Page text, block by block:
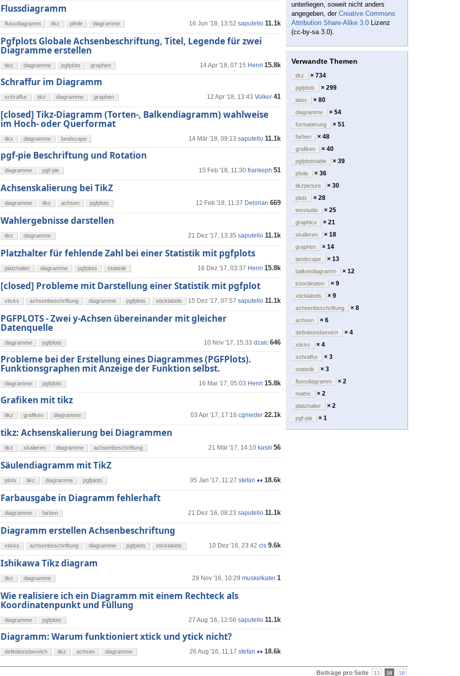
Flussdiagramm
16 Jun '18, 13:52 saputello 11.1k
flussdiagramm tikz pfeile diagramme
Pgfplots Globale Achsenbeschriftung, Titel, Legende für zwei
Diagramme erstellen
14 Apr '18, 07:15 Henri 15.8k
tikz diagramme pgfplots graphen
Schraffur im Diagramm
12 Apr '18, 13:43 Volker 41
schraffur tikz diagramme graphen
[closed] Tikz-Diagramm (Torten-, Balkendiagramm) wahlweise
im Hoch- oder Querformat
14 Mär '18, 09:13 saputello 11.1k
tikz diagramme landscape
pgf-pie Beschriftung und Rotation
15 Feb '18, 11:30 frankeph 51
diagramme pgf-pie
Achsenskalierung bei TikZ
12 Feb '18, 11:37 Delorian 669
diagramme tikz achsen pgfplots
Wahlergebnisse darstellen
21 Dez '17, 13:35 saputello 11.1k
tikz diagramme
Platzhalter für fehlende Zahl bei einer Statistik mit pgfplots
16 Dez '17, 03:37 Henri 15.8k
platzhalter diagramme pgfplots statistik
[closed] Probleme mit Darstellung einer Statistik mit pgfplot
15 Dez '17, 07:57 saputello 11.1k
xticks achsenbeschriftung diagramme pgfplots xticklabels
PGFPLOTS - Zwei y-Achsen übereinander mit gleicher
Datenquelle
10 Nov '17, 15:33 dzaic 646
diagramme pgfplots
Probleme bei der Erstellung eines Diagrammes (PGFPlots).
Funktionsgraphen mit Anzeige der Funktion selbst.
16 Mai '17, 05:03 Henri 15.8k
diagramme pgfplots
Grafiken mit tikz
03 Apr '17, 17:16 cgnieder 22.1k
tikz grafiken diagramme
tikz: Achsenskalierung bei Diagrammen
21 Mär '17, 14:10 kasiii 56
tikz skalieren diagramme achsenbeschriftung
Säulendiagramm mit TikZ
05 Jan '17, 11:27 stefan ♦♦ 18.6k
plots tikz diagramme pgfplots
Farbausgabe in Diagramm fehlerhaft
21 Dez '16, 08:23 saputello 11.1k
diagramme farben
Diagramm erstellen Achsenbeschriftung
10 Dez '16, 23:42 cis 9.6k
xticks achsenbeschriftung diagramme pgfplots xticklabels
Ishikawa Tikz diagram
29 Nov '16, 10:29 muskelkater 1
tikz diagramme
Wie realisiere ich ein Diagramm mit einem Rechteck als
Koordinatenpunkt und Füllung
27 Aug '16, 12:56 saputello 11.1k
diagramme pgfplots
Diagramm: Warum funktioniert xtick und ytick nicht?
26 Aug '16, 11:17 stefan ♦♦ 18.6k
definitionsbereich tikz achsen diagramme
unterliegen, soweit nicht anders
angegeben, der Creative Commons
Attribution Share-Alike 3.0 Lizenz
(cc-by-sa 3.0).
Verwandte Themen
tikz × 734
pgfplots × 299
latex × 80
diagramme × 54
formatierung × 51
farben × 48
grafiken × 40
pgfplotstable × 39
pfeile × 36
tikzpicture × 30
plots × 28
texstudio × 25
graphicx × 21
skalieren × 18
graphen × 14
landscape × 13
balkendiagramm × 12
koordinaten × 9
xticklabels × 9
achsenbeschriftung × 8
achsen × 6
definitionsbereich × 4
xticks × 4
schraffur × 3
statistik × 3
flussdiagramm × 2
mathe × 2
platzhalter × 2
pgf-pie × 1
Beiträge pro Seite 15 30 50